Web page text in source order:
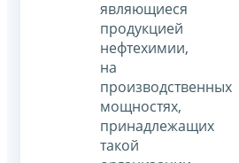
являющиеся
продукцией
нефтехимии,
на
производственных
мощностях,
принадлежащих
такой